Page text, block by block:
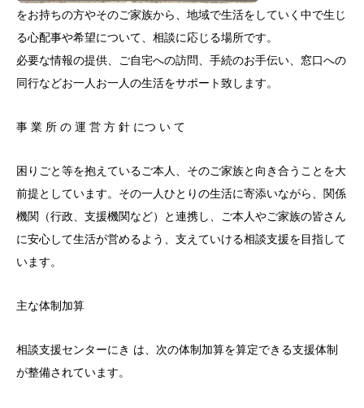
をお持ちの方やそのご家族から、地域で生活をしていく中で生じ
る心配事や希望について、相談に応じる場所です。
必要な情報の提供、ご自宅への訪問、手続のお手伝い、窓口への
同行などお一人お一人の生活をサポート致します。
事 業 所 の 運 営 方 針 につ い て
困りごと等を抱えているご本人、そのご家族と向き合うことを大
前提としています。その一人ひとりの生活に寄添いながら、関係
機関（行政、支援機関など）と連携し、ご本人やご家族の皆さん
に安心して生活が営めるよう、支えていける相談支援を目指して
います。
主な体制加算
相談支援センターにき は、次の体制加算を算定できる支援体制
が整備されています。